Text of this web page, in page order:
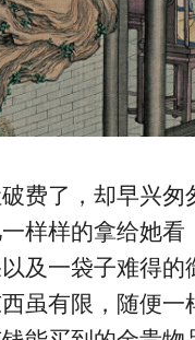
费了，却早兴
样样的拿给她
及一袋子难得
虽有限，随便